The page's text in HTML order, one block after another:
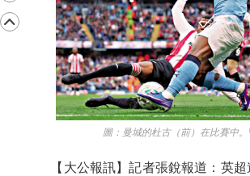
圖：曼城的杜古（前）在比賽中。
【大公報訊】記者張銳報道：英超